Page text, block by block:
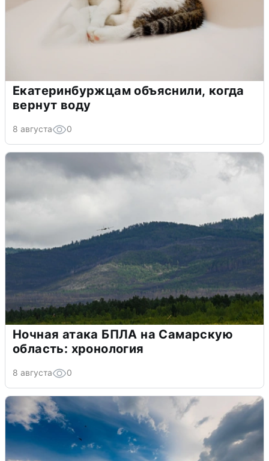
Екатеринбуржцам объяснили, когда
вернут воду
8 августа 0
Ночная атака БПЛА на Самарскую
область: хронология
8 августа 0